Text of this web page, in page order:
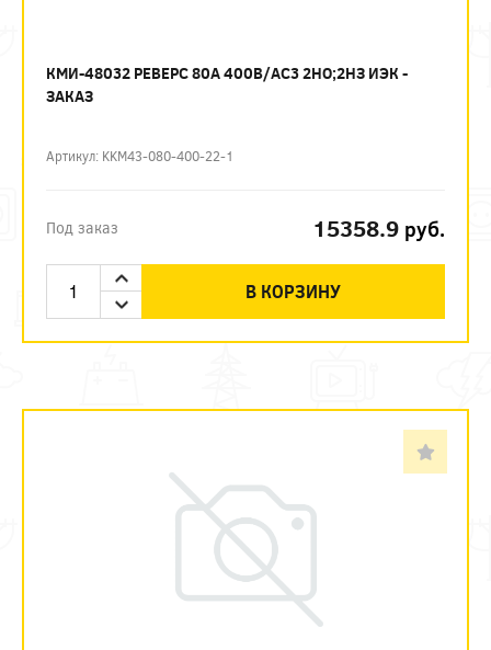
КМИ-48032 РЕВЕРС 80А 400В/АС3 2НО;2НЗ ИЭК -
ЗАКАЗ
Артикул: KKM43-080-400-22-1
Под заказ 15358.9 руб.
В КОРЗИНУ